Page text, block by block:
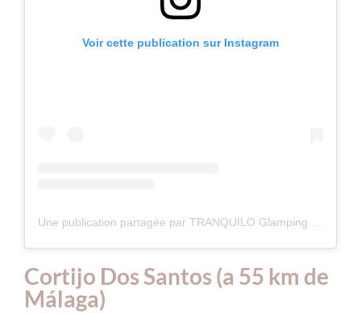
Voir cette publication sur Instagram
Cortijo Dos Santos (a 55 km de
Málaga)